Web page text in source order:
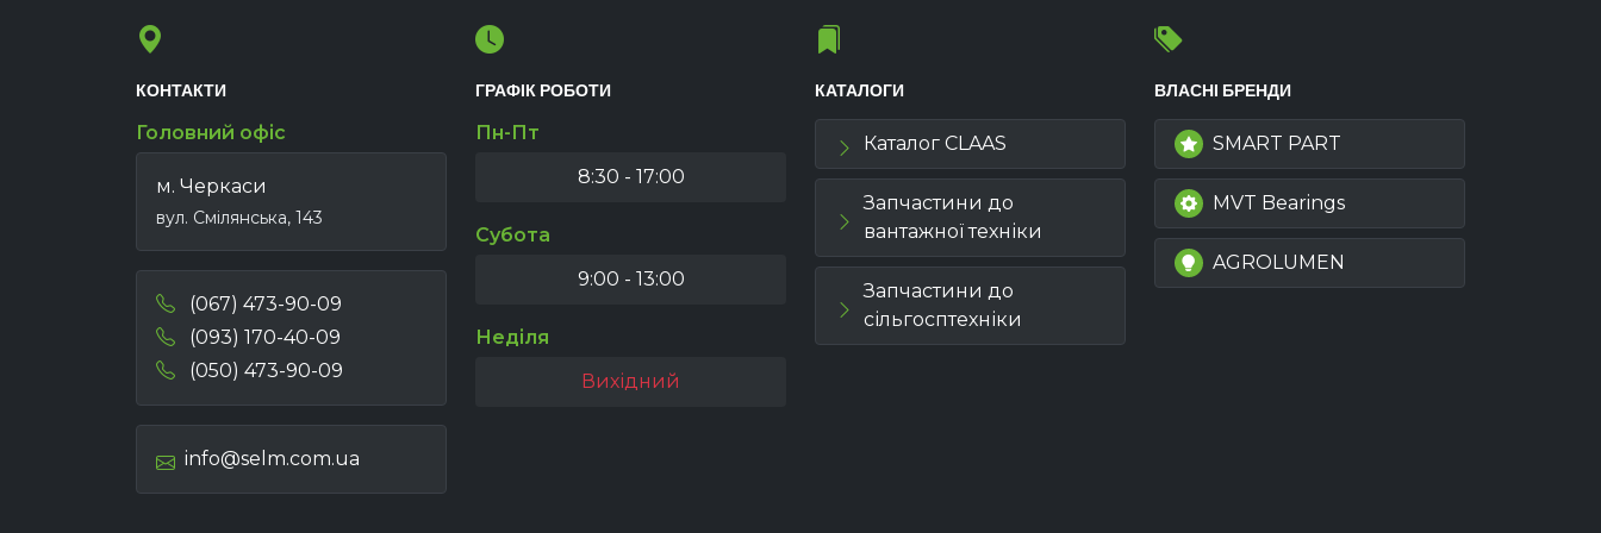
КОНТАКТИ
Головний офіс
м. Черкаси
вул. Смілянська, 143
(067) 473-90-09
(093) 170-40-09
(050) 473-90-09
info@selm.com.ua
ГРАФІК РОБОТИ
Пн-Пт
8:30 - 17:00
Субота
9:00 - 13:00
Неділя
Вихідний
КАТАЛОГИ
Каталог CLAAS
Запчастини до
вантажної техніки
Запчастини до
сільгосптехніки
ВЛАСНІ БРЕНДИ
SMART PART
MVT Bearings
AGROLUMEN